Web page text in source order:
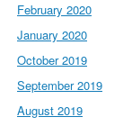
February 2020
January 2020
October 2019
September 2019
August 2019